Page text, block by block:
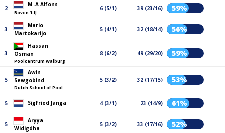
2
M .A Alfons
Boven 't IJ
6 (5/1) 39 (23/16) 59%
3
Mario
Martokarijo
5 (4/1) 32 (18/14) 56%
3
Hassan
Osman
Poolcentrum Walburg
8 (6/2) 49 (29/20) 59%
5
Awin
Sewgobind
Dutch School of Pool
5 (3/2) 32 (17/15) 53%
5 Sigfried Janga 4 (3/1) 23 (14/9) 61%
5
Aryya
Widigdha
5 (3/2) 33 (17/16) 52%